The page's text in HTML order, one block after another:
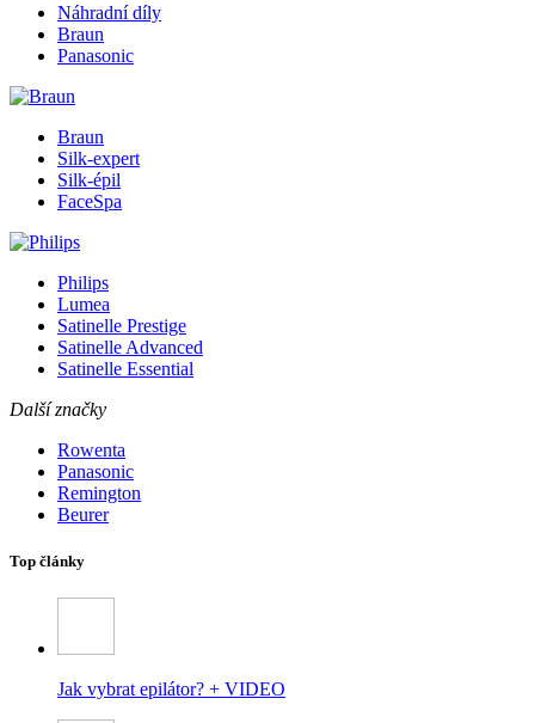
Náhradní díly
Braun
Panasonic
Braun
Silk-expert
Silk-épil
FaceSpa
Philips
Lumea
Satinelle Prestige
Satinelle Advanced
Satinelle Essential
Další značky
Rowenta
Panasonic
Remington
Beurer
Top články
Jak vybrat epilátor? + VIDEO